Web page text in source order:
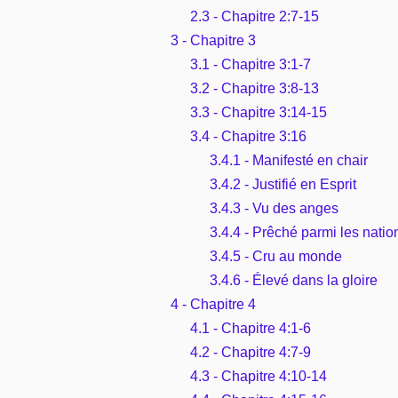
2.3 - Chapitre 2:7-15
3 - Chapitre 3
3.1 - Chapitre 3:1-7
3.2 - Chapitre 3:8-13
3.3 - Chapitre 3:14-15
3.4 - Chapitre 3:16
3.4.1 - Manifesté en chair
3.4.2 - Justifié en Esprit
3.4.3 - Vu des anges
3.4.4 - Prêché parmi les
3.4.5 - Cru au monde
3.4.6 - Élevé dans la gloire
4 - Chapitre 4
4.1 - Chapitre 4:1-6
4.2 - Chapitre 4:7-9
4.3 - Chapitre 4:10-14